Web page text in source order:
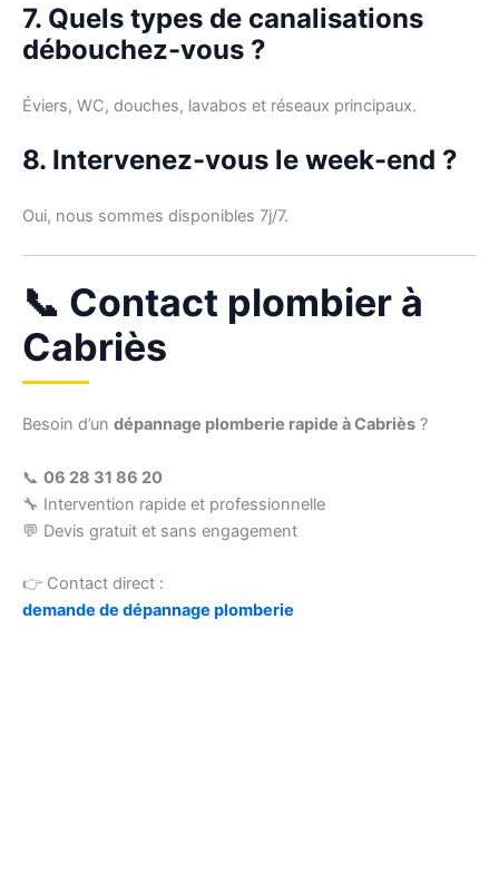
7. Quels types de canalisations
débouchez-vous ?
Éviers, WC, douches, lavabos et réseaux principaux.
8. Intervenez-vous le week-end ?
Oui, nous sommes disponibles 7j/7.
📞 Contact plombier à
Cabriès
Besoin d’un dépannage plomberie rapide à Cabriès ?
📞 06 28 31 86 20
🔧 Intervention rapide et professionnelle
💬 Devis gratuit et sans engagement
👉 Contact direct :
demande de dépannage plomberie